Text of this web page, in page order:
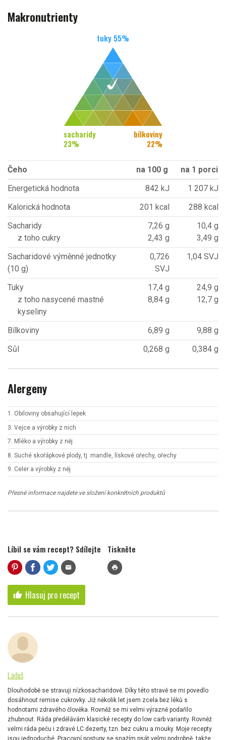
Makronutrienty
tuky 55%
sacharidy
23%
bílkoviny
22%
Čeho na 100 g
na 1 porci
Energetická hodnota
842 kJ
1 207 kJ
Kalorická hodnota
201 kcal
288 kcal
Sacharidy
z toho cukry
7,26 g
2,43 g
10,4 g
3,49 g
Sacharidové výměnné jednotky
(10 g)
0,726
SVJ
1,04 SVJ
Tuky
z toho nasycené mastné
kyseliny
17,4 g
8,84 g
24,9 g
12,7 g
Bílkoviny 6,89 g
9,88 g
Sůl
0,268 g 0,384 g
Alergeny
1. Obiloviny obsahující lepek
3. Vejce a výrobky z nich
7. Mléko a výrobky z něj
8. Suché skořápkové plody, tj. mandle, lískové ořechy, ořechy
9. Celer a výrobky z něj
Přesné informace najdete ve složení konkrétních produktů
Líbil se vám recept? Sdílejte
mail
Tiskněte
print
thumb_up Hlasuj pro recept
Laduš
Dlouhodobě se stravuji nízkosacharidově. Díky této stravě se mi povedlo
dosáhnout remise cukrovky. Již několik let jsem zcela bez léků s
hodnotami zdravého člověka. Rovněž se mi velmi výrazně podařilo
zhubnout. Ráda předělávám klasické recepty do low carb varianty. Rovněž
velmi ráda peču i zdravé LC dezerty, tzn. bez cukru a mouky. Moje recepty